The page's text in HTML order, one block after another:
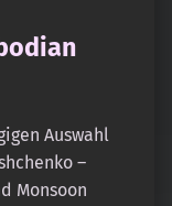
Auswahl
–
Monsoon